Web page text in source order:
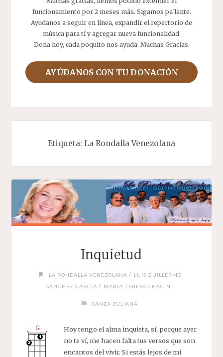
funcionamiento por 2 meses más. Sigamos pa'lante.
Ayudanos a seguir en línea, expandir el repertorio de
música para tí y agregar nueva funcionalidad.
Dona hoy, cada poquito nos ayuda. Muchas Gracias.
AYÚDANOS CON TU DONACIÓN
Etiqueta: La Rondalla Venezolana
Inquietud
LA RONDALLA VENEZOLANA / LUIS GUILLERMO
SÁNCHEZ GARCÍA / MARIA TERESA CHACÍN
DANZA ZULIANA
Hoy tengo el alma inquieta, sí, porque ayer
no te ví, me hacen falta tus versos que son
encantos del vivir. Si estás lejos de mí